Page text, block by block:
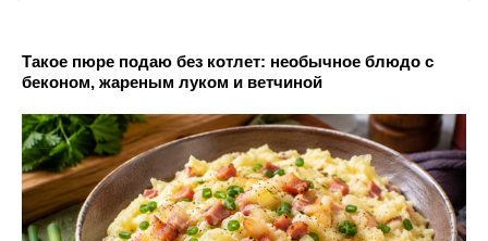
Такое пюре подаю без котлет: необычное блюдо с
беконом, жареным луком и ветчиной